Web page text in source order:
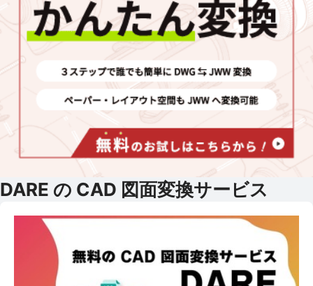
DARE の CAD 図面変換サービス